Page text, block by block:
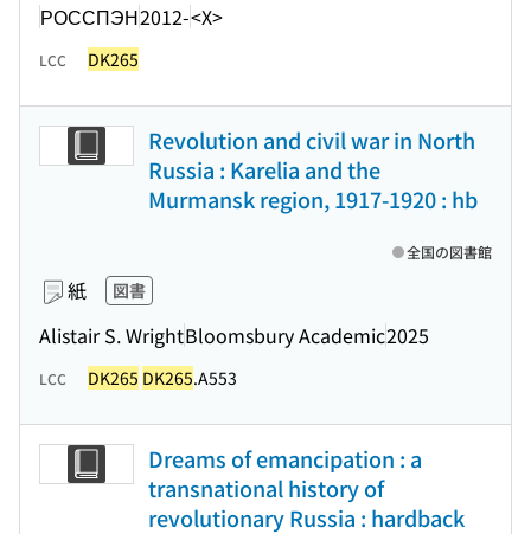
РОССПЭН2012-<X>
LCC DK265
Revolution and civil war in North
Russia : Karelia and the
Murmansk region, 1917-1920 : hb
紙 図書
Alistair S. WrightBloomsbury Academic2025
全国の図書館
LCC DK265 DK265.A553
Dreams of emancipation : a
transnational history of
revolutionary Russia : hardback